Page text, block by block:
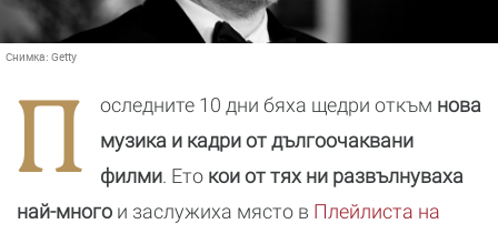
Снимка: Getty
П оследните 10 дни бяха щедри откъм нова
музика и кадри от дългоочаквани
филми. Ето кои от тях ни развълнуваха
най-много и заслужиха място в Плейлистa на